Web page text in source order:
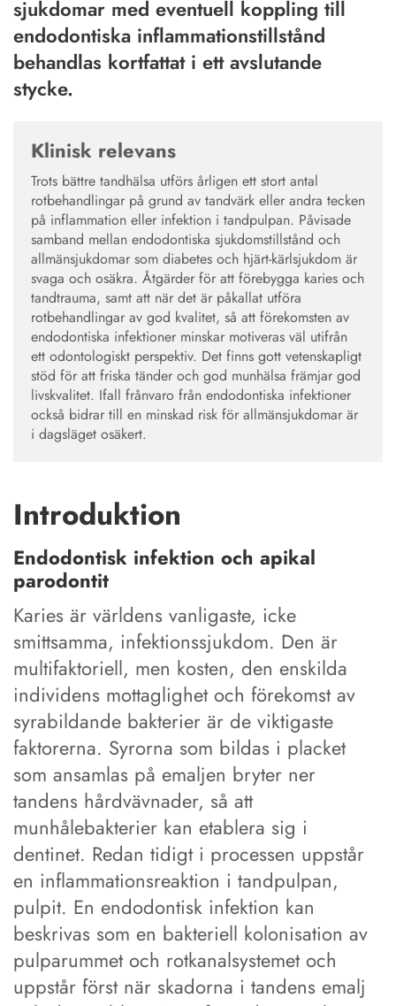
sjukdomar med eventuell koppling till
endodontiska inflammationstillstånd
behandlas kortfattat i ett avslutande
stycke.
Klinisk relevans
Trots bättre tandhälsa utförs årligen ett stort antal
rotbehandlingar på grund av tandvärk eller andra tecken
på inflammation eller infektion i tandpulpan. Påvisade
samband mellan endodontiska sjukdomstillstånd och
allmänsjukdomar som diabetes och hjärt-kärlsjukdom är
svaga och osäkra. Åtgärder för att förebygga karies och
tandtrauma, samt att när det är påkallat utföra
rotbehandlingar av god kvalitet, så att förekomsten av
endodontiska infektioner minskar motiveras väl utifrån
ett odontologiskt perspektiv. Det finns gott vetenskapligt
stöd för att friska tänder och god munhälsa främjar god
livskvalitet. Ifall frånvaro från endodontiska infektioner
också bidrar till en minskad risk för allmänsjukdomar är
i dagsläget osäkert.
Introduktion
Endodontisk infektion och apikal
parodontit
Karies är världens vanligaste, icke
smittsamma, infektionssjukdom. Den är
multifaktoriell, men kosten, den enskilda
individens mottaglighet och förekomst av
syrabildande bakterier är de viktigaste
faktorerna. Syrorna som bildas i placket
som ansamlas på emaljen bryter ner
tandens hårdvävnader, så att
munhålebakterier kan etablera sig i
dentinet. Redan tidigt i processen uppstår
en inflammationsreaktion i tandpulpan,
pulpit. En endodontisk infektion kan
beskrivas som en bakteriell kolonisation av
pulparummet och rotkanalsystemet och
uppstår först när skadorna i tandens emalj